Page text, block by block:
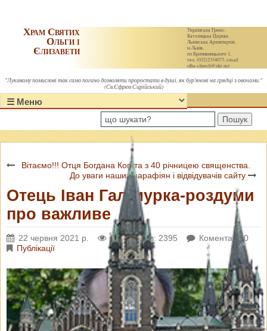
Українська Греко-
Католицька Церква.
Львівська Архиєпархія,
м.Львів,
пл.Кропивницького 1,
тел. (032)2334073, email:
olha-church@ukr.net
Храм Святих
Ольги і
Єлизавети
"Лукавому помислові так само погано дозволяти проростати в душі, як бур'янові на грядці з овочами."
(Св.Єфрем Сирійський)
Пошук
Вітаємо!!! Отця Богдана Когута з 40 річницею священства.
До уваги наших парафіян і відвідувачів сайту
Отець Іван Галімурка-роздуми
про важливе
22 червня 2021 р. Переглядів: 2395
Коментарі: 0
Публікації